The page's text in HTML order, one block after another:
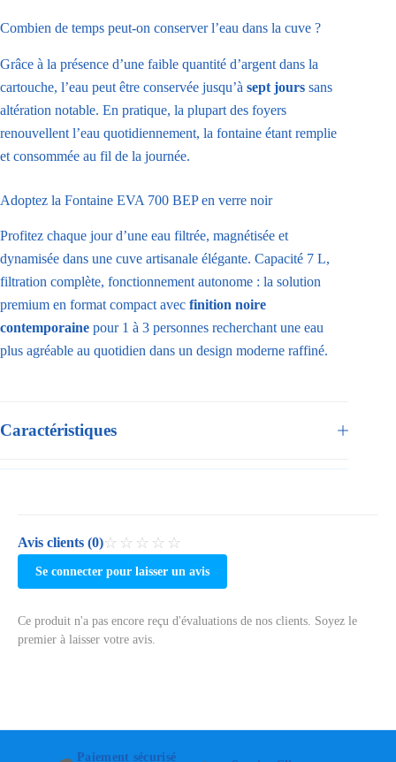
Combien de temps peut-on conserver l’eau dans la cuve ?
Grâce à la présence d’une faible quantité d’argent dans la
cartouche, l’eau peut être conservée jusqu’à sept jours sans
altération notable. En pratique, la plupart des foyers
renouvellent l’eau quotidiennement, la fontaine étant remplie
et consommée au fil de la journée.
Adoptez la Fontaine EVA 700 BEP en verre noir
Profitez chaque jour d’une eau filtrée, magnétisée et
dynamisée dans une cuve artisanale élégante. Capacité 7 L,
filtration complète, fonctionnement autonome : la solution
premium en format compact avec finition noire
contemporaine pour 1 à 3 personnes recherchant une eau
plus agréable au quotidien dans un design moderne raffiné.
Caractéristiques
Avis clients (0)☆☆☆☆☆
Se connecter pour laisser un avis
Ce produit n'a pas encore reçu d'évaluations de nos clients. Soyez le
premier à laisser votre avis.
Paiement sécurisé